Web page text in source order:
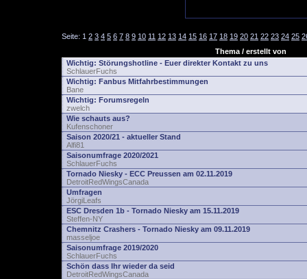
Seite: 1 2 3 4 5 6 7 8 9 10 11 12 13 14 15 16 17 18 19 20 21 22 23 24 25
Thema / erstellt von
Wichtig: Störungshotline - Euer direkter Kontakt zu uns
SchlauerFuchs
Wichtig: Fanbus Mitfahrbestimmungen
Bane
Wichtig: Forumsregeln
zwelch
Wie schauts aus?
Kufenschoner
Saison 2020/21 - aktueller Stand
Alfi81
Saisonumfrage 2020/2021
SchlauerFuchs
Tornado Niesky - ECC Preussen am 02.11.2019
DetroitRedWingsCanada
Umfragen
JörgiLeafs
ESC Dresden 1b - Tornado Niesky am 15.11.2019
Steffen-NY
Chemnitz Crashers - Tornado Niesky am 09.11.2019
masseljoe
Saisonumfrage 2019/2020
SchlauerFuchs
Schön dass Ihr wieder da seid
DetroitRedWingsCanada